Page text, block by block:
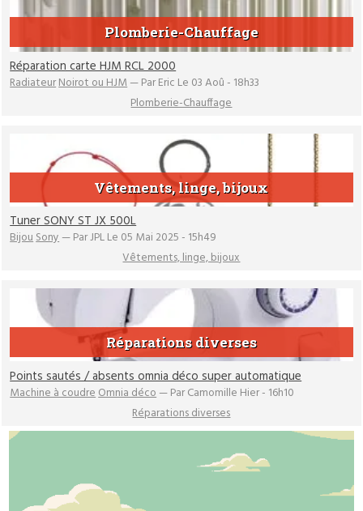
Plomberie-Chauffage
Réparation carte HJM RCL 2000
RadiateurNoirot ou HJM— Par Eric Le 03 Aoû - 18h33
Plomberie-Chauffage
Vêtements, linge, bijoux
Tuner SONY ST JX 500L
BijouSony— Par JPL Le 05 Mai 2025 - 15h49
Vêtements, linge, bijoux
Réparations diverses
Points sautés / absents omnia déco super automatique
Machine à coudreOmnia déco— Par Camomille Hier - 16h10
Réparations diverses